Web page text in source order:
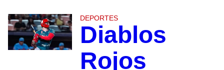
DEPORTES
Diablos
Rojos